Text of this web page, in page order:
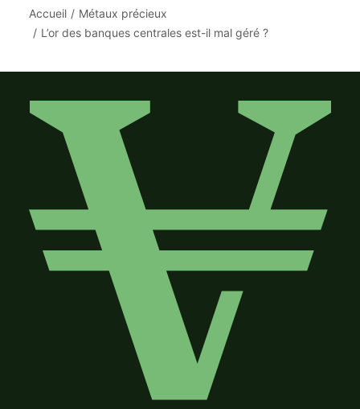
Accueil
Métaux précieux
L’or des banques centrales est-il mal géré ?